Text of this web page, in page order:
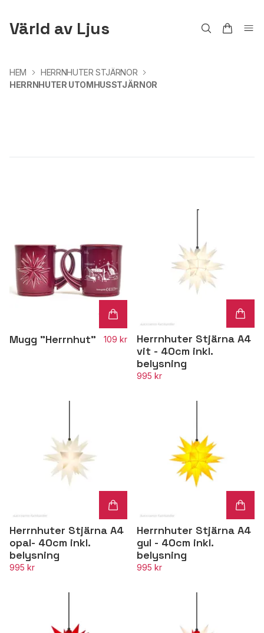
Värld av Ljus
HEM
HERRNHUTER STJÄRNOR
HERRNHUTER UTOMHUSSTJÄRNOR
Mugg "Herrnhut" 109 kr
Herrnhuter Stjärna A4
vit - 40cm inkl.
belysning
995 kr
Herrnhuter Stjärna A4
opal- 40cm inkl.
belysning
995 kr
Herrnhuter Stjärna A4
gul - 40cm inkl.
belysning
995 kr